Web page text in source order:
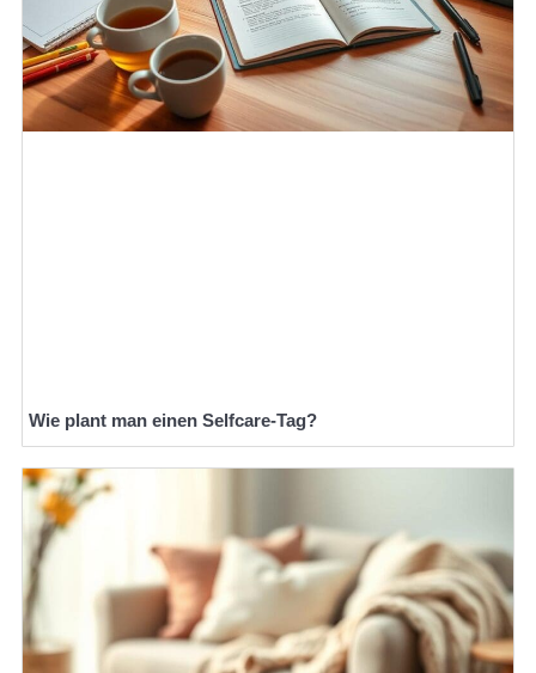
Wie plant man einen Selfcare-Tag?